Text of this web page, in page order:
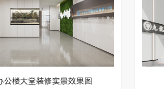
公楼大堂装修实景效果图